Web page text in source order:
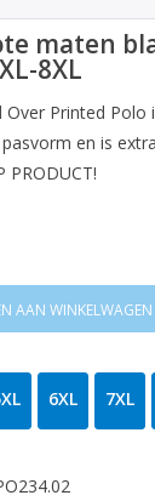
maten
8XL
Printed Polo
en is
PRODUCT!
AAN WINKELWAGEN
6XL 7XL